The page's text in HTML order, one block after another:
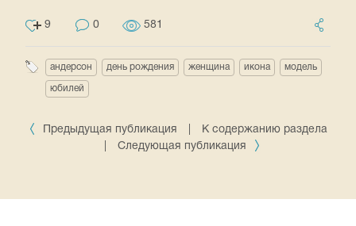
9 0 581
андерсон день рождения женщина икона модель
юбилей
Предыдущая публикация
К содержанию раздела
Следующая публикация